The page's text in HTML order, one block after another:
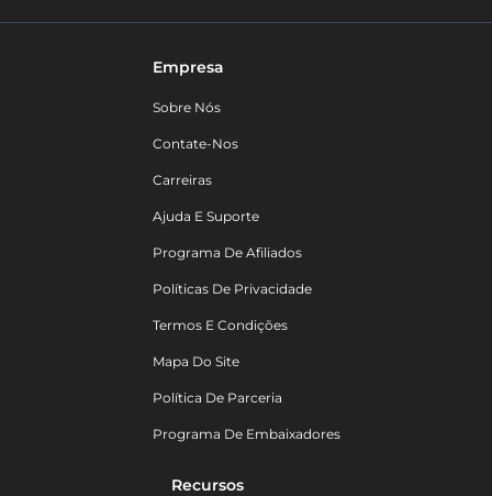
Empresa
Sobre Nós
Contate-Nos
Carreiras
Ajuda E Suporte
Programa De Afiliados
Políticas De Privacidade
Termos E Condições
Mapa Do Site
Política De Parceria
Programa De Embaixadores
Recursos